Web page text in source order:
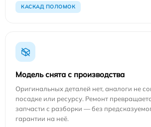
КАСКАД ПОЛОМОК
Модель снята с производства
Оригинальных деталей нет, аналоги не
посадке или ресурсу. Ремонт
запчасти с разборки — без
гарантии на неё.